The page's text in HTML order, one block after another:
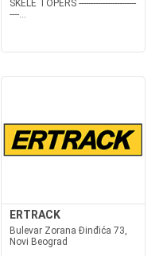
SKELE TOPERS ------------------------
----...
ERTRACK
Bulevar Zorana Đinđića 73,
Novi Beograd